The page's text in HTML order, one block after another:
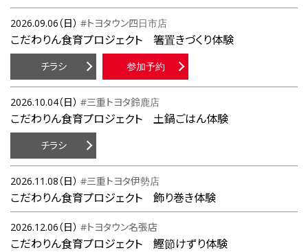
2026.09.06（日） #トヨタウン四日市店
こだわりん食育プロジェクト 箸置きづくり体験
チラシ 参加予約
2026.10.04（日） #三重トヨタ鈴鹿店
こだわりん食育プロジェクト 土鍋ごはん体験
チラシ
2026.11.08（日） #三重トヨタ伊勢店
こだわりん食育プロジェクト 飾り巻き体験
2026.12.06（日） #トヨタウン名張店
こだわりん食育プロジェクト 鰹節けずり体験